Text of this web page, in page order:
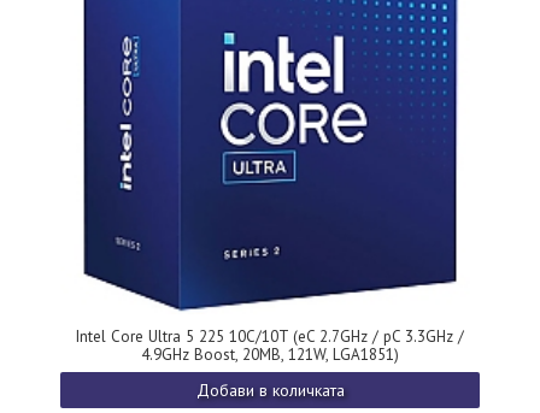
Intel Core Ultra 5 225 10C/10T (eC 2.7GHz / pC 3.3GHz /
4.9GHz Boost, 20MB, 121W, LGA1851)
Добави в количката